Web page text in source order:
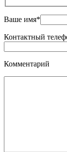
Ваше имя*
Контактный
Комментарий